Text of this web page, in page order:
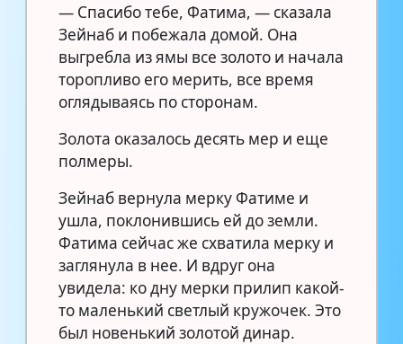
— Спасибо тебе, Фатима, — сказала
Зейнаб и побежала домой. Она
выгребла из ямы все золото и начала
торопливо его мерить, все время
оглядываясь по сторонам.
Золота оказалось десять мер и еще
полмеры.
Зейнаб вернула мерку Фатиме и
ушла, поклонившись ей до земли.
Фатима сейчас же схватила мерку и
заглянула в нее. И вдруг она
увидела: ко дну мерки прилип какой-
то маленький светлый кружочек. Это
был новенький золотой динар.